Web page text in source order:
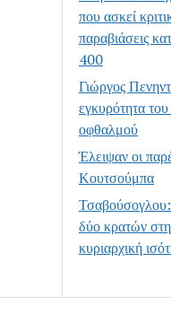
που ασκεί
παραβιάσεις
400
Γιώργος
εγκυρότητα
οφθαλμού
Έλειψαν οι
Κουτσούμπα
δύο κρατών
κυριαρχική